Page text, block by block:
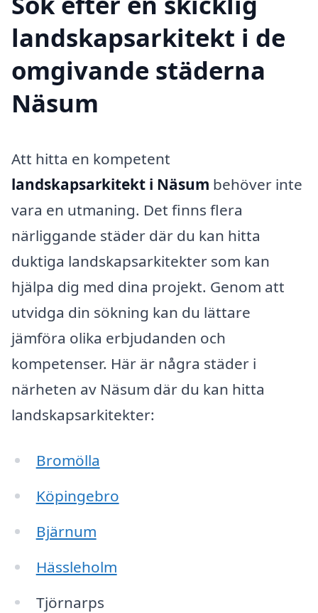
landskapsarkitekt i de
omgivande städerna
Näsum
Att hitta en kompetent
landskapsarkitekt i Näsum behöver inte
vara en utmaning. Det finns flera
närliggande städer där du kan hitta
duktiga landskapsarkitekter som kan
hjälpa dig med dina projekt. Genom att
utvidga din sökning kan du lättare
jämföra olika erbjudanden och
kompetenser. Här är några städer i
närheten av Näsum där du kan hitta
landskapsarkitekter:
Bromölla
Köpingebro
Bjärnum
Hässleholm
Tjörnarps